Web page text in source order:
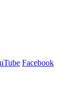
Facebook